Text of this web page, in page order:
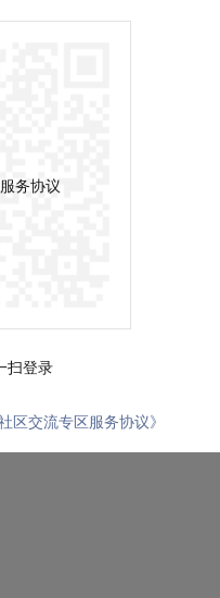
务协议
扫登录
区交流专区服务协议》